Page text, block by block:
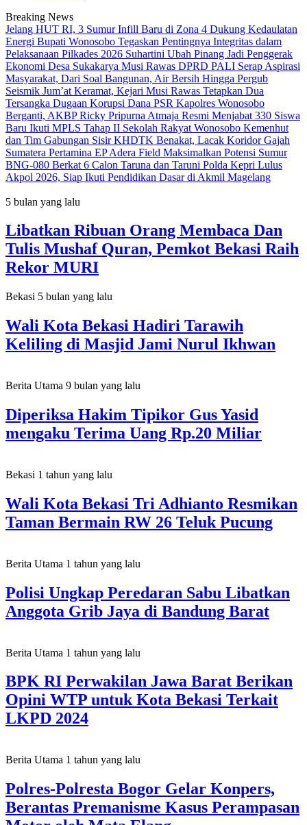
Breaking News
Jelang HUT RI, 3 Sumur Infill Baru di Zona 4 Dukung Kedaulatan
Energi Bupati Wonosobo Tegaskan Pentingnya Integritas dalam
Pelaksanaan Pilkades 2026 Suhartini Ubah Pinang Jadi Penggerak
Ekonomi Desa Sukakarya Musi Rawas DPRD PALI Serap Aspirasi
Masyarakat, Dari Soal Bangunan, Air Bersih Hingga Pergub
Seismik Jum’at Keramat, Kejari Musi Rawas Tetapkan Dua
Tersangka Dugaan Korupsi Dana PSR Kapolres Wonosobo
Berganti, AKBP Ricky Pripurna Atmaja Resmi Menjabat 330 Siswa
Baru Ikuti MPLS Tahap II Sekolah Rakyat Wonosobo Kemenhut
dan Tim Gabungan Sisir KHDTK Benakat, Lacak Koridor Gajah
Sumatera Pertamina EP Adera Field Maksimalkan Potensi Sumur
BNG-080 Berkat 6 Calon Taruna dan Taruni Polda Kepri Lulus
Akpol 2026, Siap Ikuti Pendidikan Dasar di Akmil Magelang
5 bulan yang lalu
Libatkan Ribuan Orang Membaca Dan
Tulis Mushaf Quran, Pemkot Bekasi Raih
Rekor MURI
Bekasi 5 bulan yang lalu
Wali Kota Bekasi Hadiri Tarawih
Keliling di Masjid Jami Nurul Ikhwan
Berita Utama 9 bulan yang lalu
Diperiksa Hakim Tipikor Gus Yasid
mengaku Terima Uang Rp.20 Miliar
Bekasi 1 tahun yang lalu
Wali Kota Bekasi Tri Adhianto Resmikan
Taman Bermain RW 26 Teluk Pucung
Berita Utama 1 tahun yang lalu
Polisi Ungkap Peredaran Sabu Libatkan
Anggota Grib Jaya di Bandung Barat
Berita Utama 1 tahun yang lalu
BPK RI Perwakilan Jawa Barat Berikan
Opini WTP untuk Kota Bekasi Terkait
LKPD 2024
Berita Utama 1 tahun yang lalu
Polres-Polresta Bogor Gelar Konpers,
Berantas Premanisme Kasus Perampasan